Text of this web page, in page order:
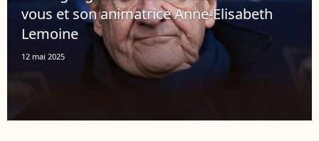
vous et son animatrice Anne-Elisabeth
Lemoine
12 mai 2025